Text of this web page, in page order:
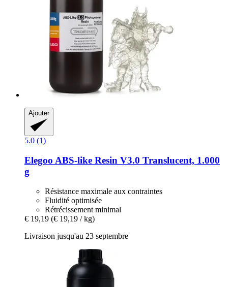
Ajouter
5.0 (1)
Elegoo ABS-​like Resin V3.0 Translucent, 1.000
g
Résistance maximale aux contraintes
Fluidité optimisée
Rétrécissement minimal
€ 19,19 (€ 19,19 / kg)
Livraison jusqu'au 23 septembre